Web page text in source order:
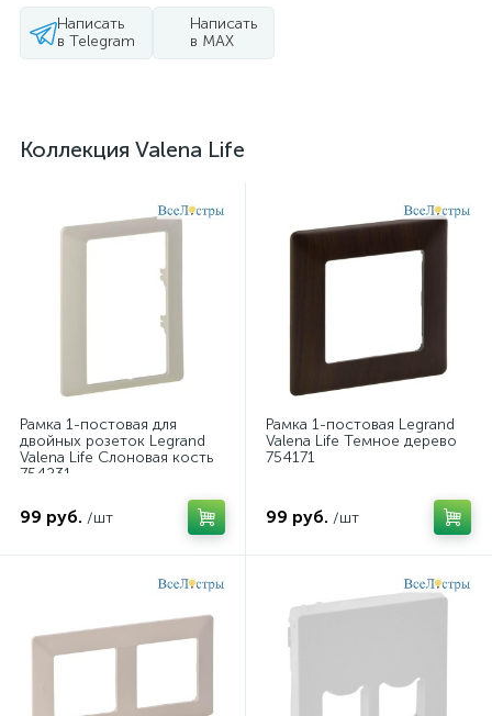
Написать
в Telegram
Написать
в MAX
Коллекция Valena Life
Рамка 1-постовая для
двойных розеток Legrand
Valena Life Слоновая кость
754231
99 руб. /шт
Рамка 1-постовая Legrand
Valena Life Темное дерево
754171
99 руб. /шт